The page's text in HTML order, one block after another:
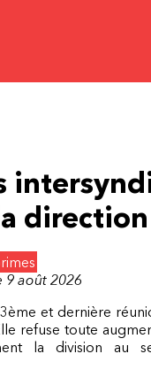
direction
9 août 2026
et dernière
refuse toute
la division au